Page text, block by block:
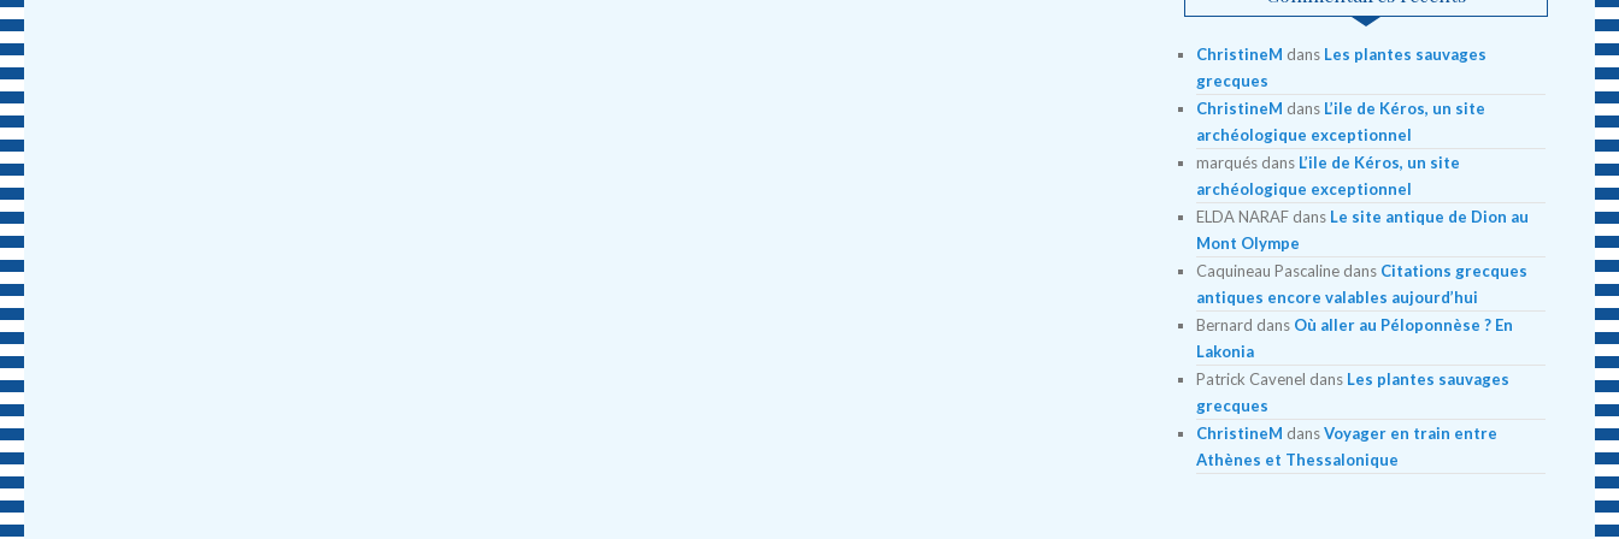
ChristineM dans Les plantes sauvages
grecques
ChristineM dans L’ile de Kéros, un site
archéologique exceptionnel
marquésdans L’ile de Kéros, un site
archéologique exceptionnel
ELDA NARAFdans Le site antique de Dion au
Mont Olympe
Caquineau Pascalinedans Citations grecques
antiques encore valables aujourd’hui
Bernard dans Où aller au Péloponnèse ? En
Lakonia
Patrick Cavenel dans Les plantes sauvages
grecques
ChristineM dansVoyager en train entre
Athènes et Thessalonique